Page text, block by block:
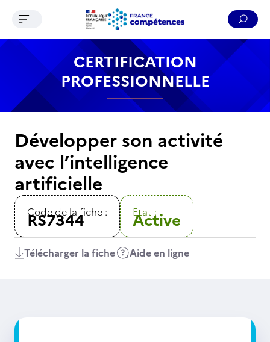
Contenu Recherche Menu Pied de page
Ouvrir le menu de navigation
CERTIFICATION
PROFESSIONNELLE
Développer son activité
avec l’intelligence
artificielle
Code de la fiche :
RS7344 Etat :
Active
Télécharger la fiche Aide en ligne